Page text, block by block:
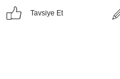
Tavsiye Et